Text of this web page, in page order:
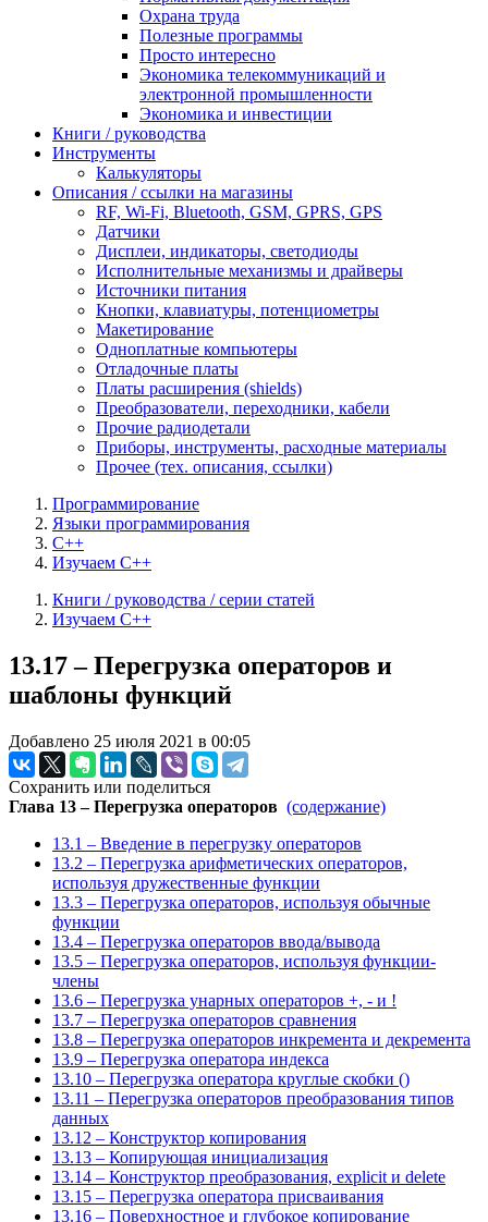
Охрана труда
Полезные программы
Просто интересно
Экономика телекоммуникаций и
электронной промышленности
Экономика и инвестиции
Книги / руководства
Инструменты
Калькуляторы
Описания / ссылки на магазины
RF, Wi-Fi, Bluetooth, GSM, GPRS, GPS
Датчики
Дисплеи, индикаторы, светодиоды
Исполнительные механизмы и драйверы
Источники питания
Кнопки, клавиатуры, потенциометры
Макетирование
Одноплатные компьютеры
Отладочные платы
Платы расширения (shields)
Преобразователи, переходники, кабели
Прочие радиодетали
Приборы, инструменты, расходные материалы
Прочее (тех. описания, ссылки)
Программирование
Языки программирования
C++
Изучаем C++
Книги / руководства / серии статей
Изучаем C++
13.17 – Перегрузка операторов и
шаблоны функций
Добавлено 25 июля 2021 в 00:05
Сохранить или поделиться
Глава 13 – Перегрузка операторов (содержание)
13.1 – Введение в перегрузку операторов
13.2 – Перегрузка арифметических операторов,
используя дружественные функции
13.3 – Перегрузка операторов, используя обычные
функции
13.4 – Перегрузка операторов ввода/вывода
13.5 – Перегрузка операторов, используя функции-
члены
13.6 – Перегрузка унарных операторов +, - и !
13.7 – Перегрузка операторов сравнения
13.8 – Перегрузка операторов инкремента и декремента
13.9 – Перегрузка оператора индекса
13.10 – Перегрузка оператора круглые скобки ()
13.11 – Перегрузка операторов преобразования типов
данных
13.12 – Конструктор копирования
13.13 – Копирующая инициализация
13.14 – Конструктор преобразования, explicit и delete
13.15 – Перегрузка оператора присваивания
13.16 – Поверхностное и глубокое копирование